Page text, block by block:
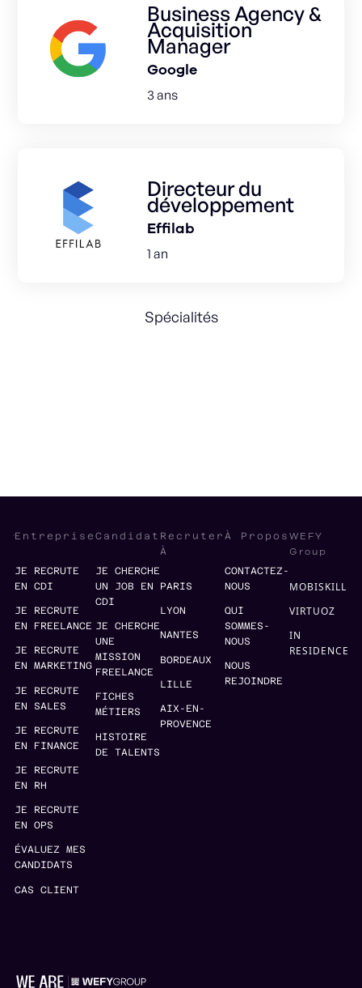
Business Agency &
Acquisition
Manager
Google
3 ans
Directeur du
développement
Effilab
1 an
Spécialités
Entreprise
JE RECRUTE
EN CDI
JE RECRUTE
EN FREELANCE
JE RECRUTE
EN MARKETING
JE RECRUTE
EN SALES
JE RECRUTE
EN FINANCE
JE RECRUTE
EN RH
JE RECRUTE
EN OPS
ÉVALUEZ MES
CANDIDATS
CAS CLIENT
Candidat
JE CHERCHE
UN JOB EN
CDI
JE CHERCHE
UNE
MISSION
FREELANCE
FICHES
MÉTIERS
HISTOIRE
DE TALENTS
Recruter
À
PARIS
LYON
NANTES
BORDEAUX
LILLE
AIX-EN-
PROVENCE
À Propos
CONTACTEZ-
NOUS
QUI
SOMMES-
NOUS
NOUS
REJOINDRE
WEFY
Group
MOBISKILL
VIRTUOZ
IN
RESIDENCE